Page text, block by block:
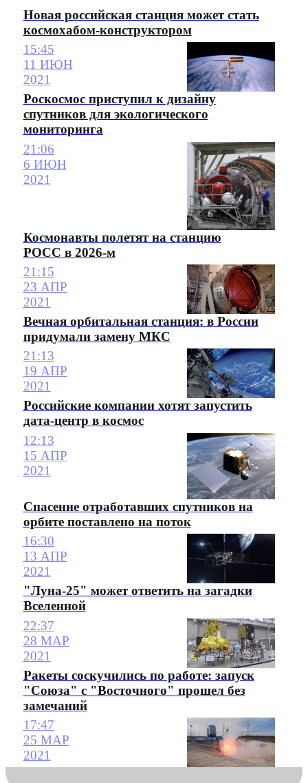
Новая российская станция может стать
космохабом-конструктором
15:45
11 ИЮН
2021
Роскосмос приступил к дизайну
спутников для экологического
мониторинга
21:06
6 ИЮН
2021
Космонавты полетят на станцию
РОСС в 2026-м
21:15
23 АПР
2021
Вечная орбитальная станция: в России
придумали замену МКС
21:13
19 АПР
2021
Российские компании хотят запустить
дата-центр в космос
12:13
15 АПР
2021
Спасение отработавших спутников на
орбите поставлено на поток
16:30
13 АПР
2021
"Луна-25" может ответить на загадки
Вселенной
22:37
28 МАР
2021
Ракеты соскучились по работе: запуск
"Союза" с "Восточного" прошел без
замечаний
17:47
25 МАР
2021